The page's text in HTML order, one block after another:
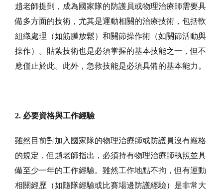
趙老師提到，成為國家隊的防護員或物理治療師需要具
備多方面的技術，尤其是運動相關的治療技術，包括軟
組織處理（如筋膜放鬆）和關節操作術（如關節活動與
操作）。貼紮技術也是必須掌握的基本技能之一，但不
應僅止於此。此外，急救技能是必須具備的基本能力。
2. 必要資格與工作經驗
雖然目前對加入國家隊的物理治療師或防護員沒有嚴格
的規定，但趙老師指出，必須持有物理治療師執照並具
備至少一年的工作經驗。雖然工作地點不拘，但有運動
相關經歷（如隨隊經驗或比賽場邊防護經驗）是非常大